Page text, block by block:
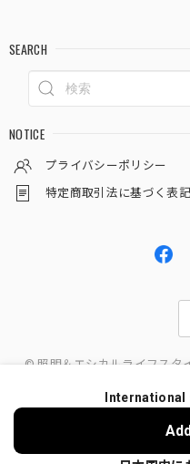
SEARCH
NOTICE
プライバシーポリシー
特定商取引法に基づく表記
© 照明＆エシカルライフスタ